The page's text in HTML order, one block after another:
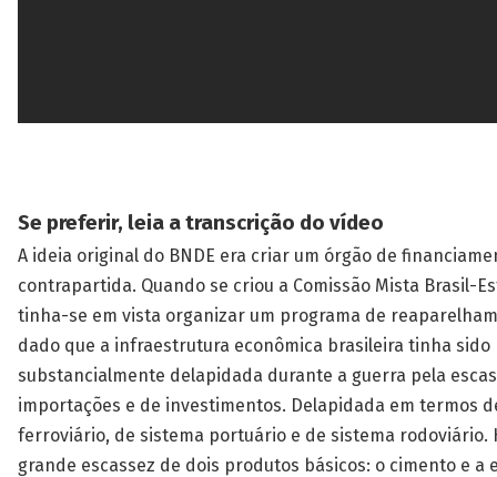
Se preferir, leia a transcrição do vídeo
A ideia original do BNDE era criar um órgão de
contrapartida. Quando se criou a Comissão Mista Brasil-
tinha-se em vista organizar um programa de
dado que a infraestrutura econômica brasileira tinha sido
substancialmente delapidada durante a guerra pela
importações e de investimentos. Delapidada em termos
ferroviário, de sistema portuário e de sistema rodoviário.
grande escassez de dois produtos básicos: o cimento e a